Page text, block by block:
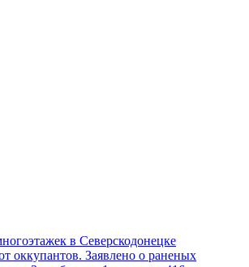
в Северскодонецке
оккупантов. Заявлено о раненых